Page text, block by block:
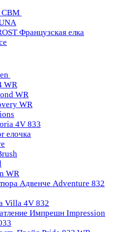
Французская елка
WR
WR
WR
4V 833
елочка
WR
Адвенче Adventure 832
Villa 4V 832
Импрешн Impression